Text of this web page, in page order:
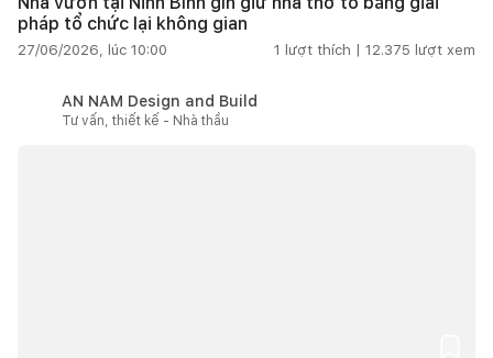
pháp tổ chức lại không gian
27/06/2026, lúc 10:00 1 lượt thích | 12.375 lượt xem
AN NAM Design and Build
Tư vấn, thiết kế - Nhà thầu